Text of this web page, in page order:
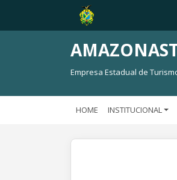
Empresa Estadual de
HOME INSTITUCIONAL